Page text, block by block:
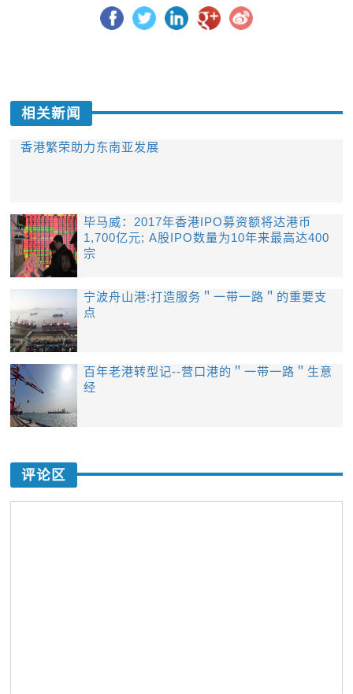
相关新闻
香港繁荣助力东南亚发展
毕马威：2017年香港IPO募资额将达港币
1,700亿元; A股IPO数量为10年来最高达400
宗
宁波舟山港:打造服务＂一带一路＂的重要支
点
百年老港转型记--营口港的＂一带一路＂生意
经
评论区